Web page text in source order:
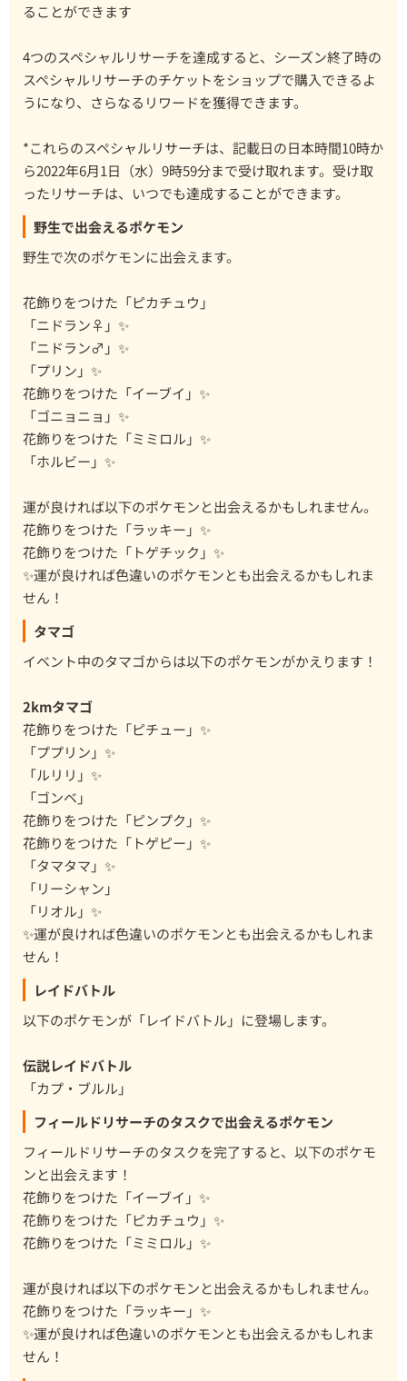
ることができます
4つのスペシャルリサーチを達成すると、シーズン終了時の
スペシャルリサーチのチケットをショップで購入できるよ
うになり、さらなるリワードを獲得できます。
*これらのスペシャルリサーチは、記載日の日本時間10時か
ら2022年6月1日（水）9時59分まで受け取れます。受け取
ったリサーチは、いつでも達成することができます。
野生で出会えるポケモン
野生で次のポケモンに出会えます。
花飾りをつけた「ピカチュウ」
「ニドラン♀」✨
「ニドラン♂」✨
「プリン」✨
花飾りをつけた「イーブイ」✨
「ゴニョニョ」✨
花飾りをつけた「ミミロル」✨
「ホルビー」✨
運が良ければ以下のポケモンと出会えるかもしれません。
花飾りをつけた「ラッキー」✨
花飾りをつけた「トゲチック」✨
✨運が良ければ色違いのポケモンとも出会えるかもしれま
せん！
タマゴ
イベント中のタマゴからは以下のポケモンがかえります！
2kmタマゴ
花飾りをつけた「ピチュー」✨
「ププリン」✨
「ルリリ」✨
「ゴンベ」
花飾りをつけた「ピンプク」✨
花飾りをつけた「トゲピー」✨
「タマタマ」✨
「リーシャン」
「リオル」✨
✨運が良ければ色違いのポケモンとも出会えるかもしれま
せん！
レイドバトル
以下のポケモンが「レイドバトル」に登場します。
伝説レイドバトル
「カプ・ブルル」
フィールドリサーチのタスクで出会えるポケモン
フィールドリサーチのタスクを完了すると、以下のポケモ
ンと出会えます！
花飾りをつけた「イーブイ」✨
花飾りをつけた「ピカチュウ」✨
花飾りをつけた「ミミロル」✨
運が良ければ以下のポケモンと出会えるかもしれません。
花飾りをつけた「ラッキー」✨
✨運が良ければ色違いのポケモンとも出会えるかもしれま
せん！